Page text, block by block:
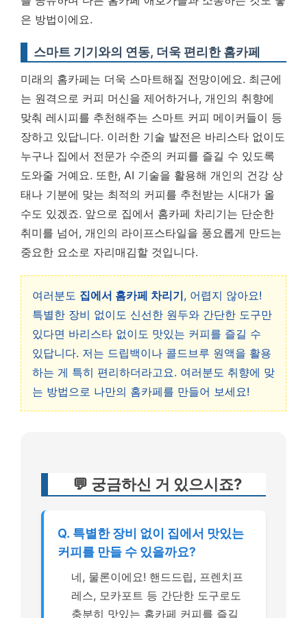
은 방법이에요.
스마트 기기와의 연동, 더욱 편리한 홈카페
미래의 홈카페는 더욱 스마트해질 전망이에요. 최근에
는 원격으로 커피 머신을 제어하거나, 개인의 취향에
맞춰 레시피를 추천해주는 스마트 커피 메이커들이 등
장하고 있답니다. 이러한 기술 발전은 바리스타 없이도
누구나 집에서 전문가 수준의 커피를 즐길 수 있도록
도와줄 거예요. 또한, AI 기술을 활용해 개인의 건강 상
태나 기분에 맞는 최적의 커피를 추천받는 시대가 올
수도 있겠죠. 앞으로 집에서 홈카페 차리기는 단순한
취미를 넘어, 개인의 라이프스타일을 풍요롭게 만드는
중요한 요소로 자리매김할 것입니다.
여러분도 집에서 홈카페 차리기, 어렵지 않아요!
특별한 장비 없이도 신선한 원두와 간단한 도구만
있다면 바리스타 없이도 맛있는 커피를 즐길 수
있답니다. 저는 드립백이나 콜드브루 원액을 활용
하는 게 특히 편리하더라고요. 여러분도 취향에 맞
는 방법으로 나만의 홈카페를 만들어 보세요!
💬 궁금하신 거 있으시죠?
Q. 특별한 장비 없이 집에서 맛있는
커피를 만들 수 있을까요?
네, 물론이에요! 핸드드립, 프렌치프
레스, 모카포트 등 간단한 도구로도
충분히 맛있는 홈카페 커피를 즐길